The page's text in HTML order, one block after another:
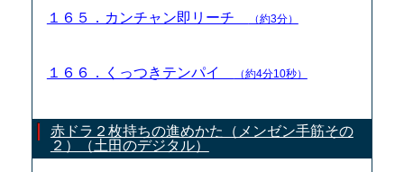
１６５．カンチャン即リーチ （約3分）
１６６．くっつきテンパイ （約4分10秒）
赤ドラ２枚持ちの進めかた（メンゼン手筋その
２）（土田のデジタル）